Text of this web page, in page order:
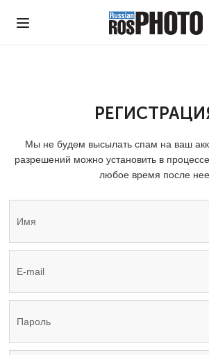
Мы не будем высылать спам на ваш
разрешений можно установить в
любое время после нее.